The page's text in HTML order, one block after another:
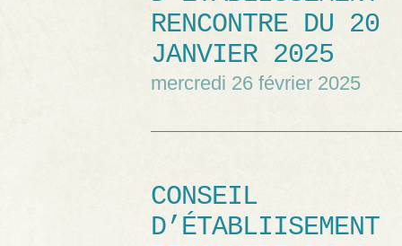
RENCONTRE DU 20
JANVIER 2025
mercredi 26 février 2025
CONSEIL
D’ÉTABLIISEMENT